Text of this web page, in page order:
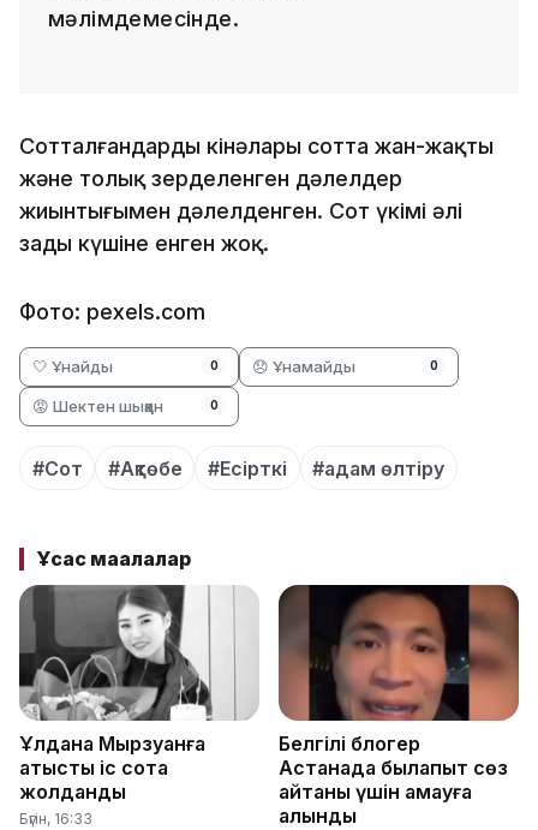
мәлімдемесінде.
Сотталғандардың кінәлары сотта жан-жақты
және толық зерделенген дәлелдер
жиынтығымен дәлелденген. Сот үкімі әлі
заңды күшіне енген жоқ.
Фото: pexels.com
🤍 Ұнайды 0 😞 Ұнамайды 0
😡 Шектен шыққан 0
#Сот #Ақтөбе #Есірткі #адам өлтіру
Ұқсас мақалалар
Ұлдана Мырзуанға
қатысты іс сотқа
жолданды
Бүгін, 16:33
Белгілі блогер
Астанада былапыт сөз
айтқаны үшін қамауға
алынды